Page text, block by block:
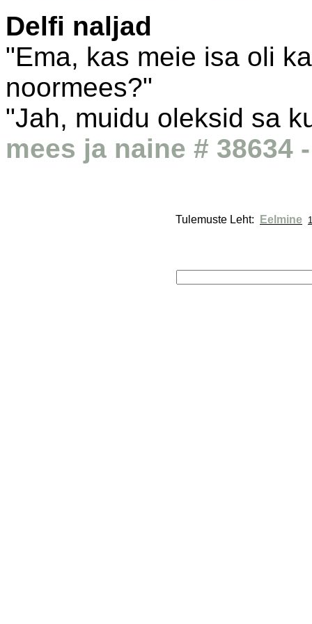
Delfi naljad
"Ema, kas meie isa oli
noormees?"
"Jah, muidu oleksid sa
mees ja naine # 38634
Tulemuste Leht: Eelmine